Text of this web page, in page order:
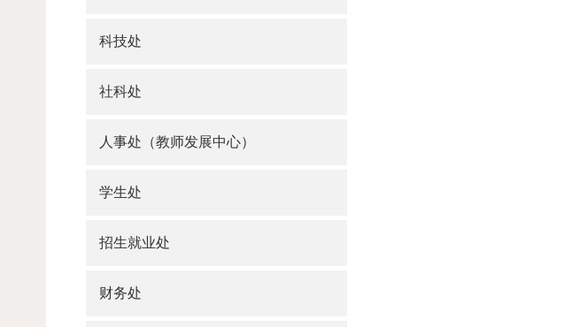
科技处
社科处
人事处（教师发展中心）
学生处
招生就业处
财务处